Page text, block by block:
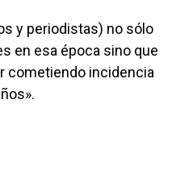
y periodistas) no sólo
en esa época sino que
cometiendo incidencia